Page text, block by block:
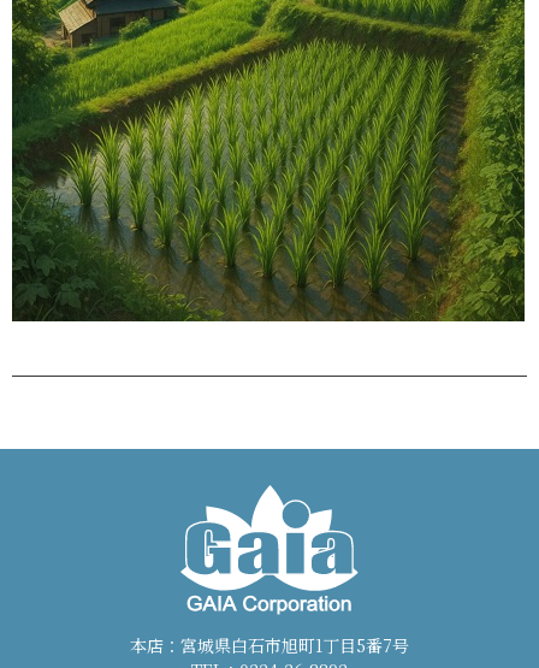
本店：宮城県白石市旭町1丁目5番7号